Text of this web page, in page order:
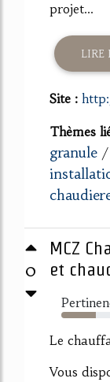
projet...
LIRE
Site :
Thèmes
granule /
0
MCZ
et
63%
Le
Vous